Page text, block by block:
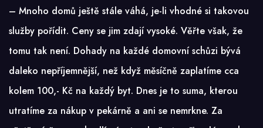
– Mnoho domů ještě stále váhá, je-li vhodné si takovou
služby pořídit. Ceny se jim zdají vysoké. Věřte však, že
tomu tak není. Dohady na každé domovní schůzi bývá
daleko nepříjemnější, než když měsíčně zaplatíme cca
kolem 100,- Kč na každý byt. Dnes je to suma, kterou
utratíme za nákup v pekárně a ani se nemrkne. Za